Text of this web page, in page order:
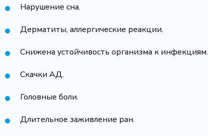
Нарушение сна.
Дерматиты, аллергические реакции.
Снижена устойчивость организма к инфекциям.
Скачки АД.
Головные боли.
Длительное заживление ран.